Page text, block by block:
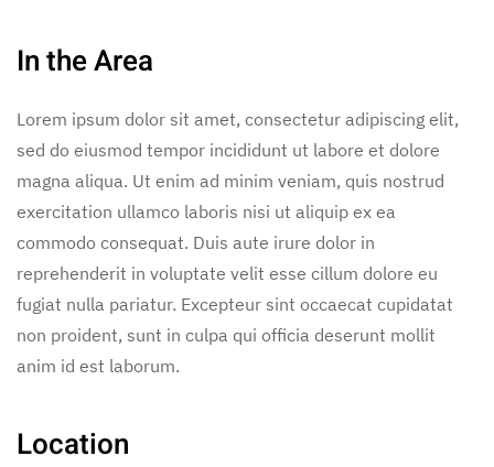
In the Area
Lorem ipsum dolor sit amet, consectetur adipiscing elit,
sed do eiusmod tempor incididunt ut labore et dolore
magna aliqua. Ut enim ad minim veniam, quis nostrud
exercitation ullamco laboris nisi ut aliquip ex ea
commodo consequat. Duis aute irure dolor in
reprehenderit in voluptate velit esse cillum dolore eu
fugiat nulla pariatur. Excepteur sint occaecat cupidatat
non proident, sunt in culpa qui officia deserunt mollit
anim id est laborum.
Location